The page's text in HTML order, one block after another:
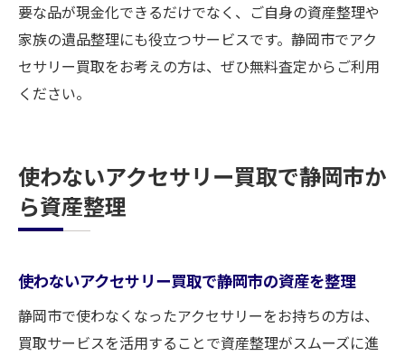
要な品が現金化できるだけでなく、ご自身の資産整理や
家族の遺品整理にも役立つサービスです。静岡市でアク
セサリー買取をお考えの方は、ぜひ無料査定からご利用
ください。
使わないアクセサリー買取で静岡市か
ら資産整理
使わないアクセサリー買取で静岡市の資産を整理
静岡市で使わなくなったアクセサリーをお持ちの方は、
買取サービスを活用することで資産整理がスムーズに進